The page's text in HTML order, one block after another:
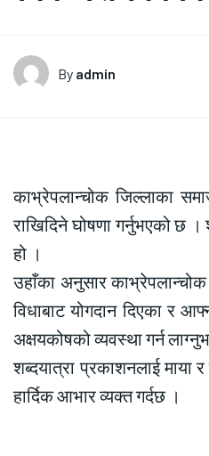
By admin
काभ्रेपलान्चोक जिल्लाका
राखिदिने घोषणा गर्नुभएको छ
हो ।
उहाँका अनुसार
विधाबाट योगदान दिएका र
अक्षयकोषको व्यवस्था गर्न
शब्दयात्रा प्रकाशनलाई माया
हार्दिक आभार व्यक्त गर्दछ ।